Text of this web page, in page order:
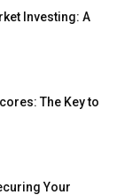
Investing: A
The Key to
Your